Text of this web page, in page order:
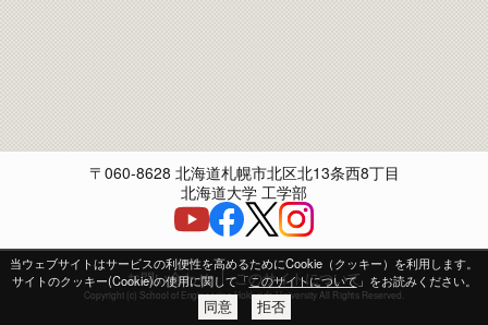
〒060-8628 北海道札幌市北区北13条西8丁目
北海道大学 工学部
Copyright (c) School of Engineering Hokkaido University All Rights Reserved.
お問い合わせ このサイトについて
当ウェブサイトはサービスの利便性を高めるためにCookie（クッキー）を利用します。
サイトのクッキー(Cookie)の使用に関して「このサイトについて」をお読みください。
同意 拒否